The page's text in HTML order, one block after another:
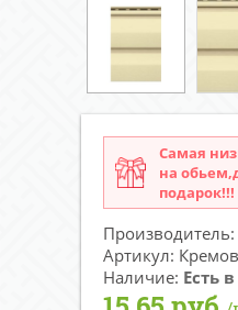
Самая
на
подарок!!!
Производитель:
Артикул:
Наличие: Есть